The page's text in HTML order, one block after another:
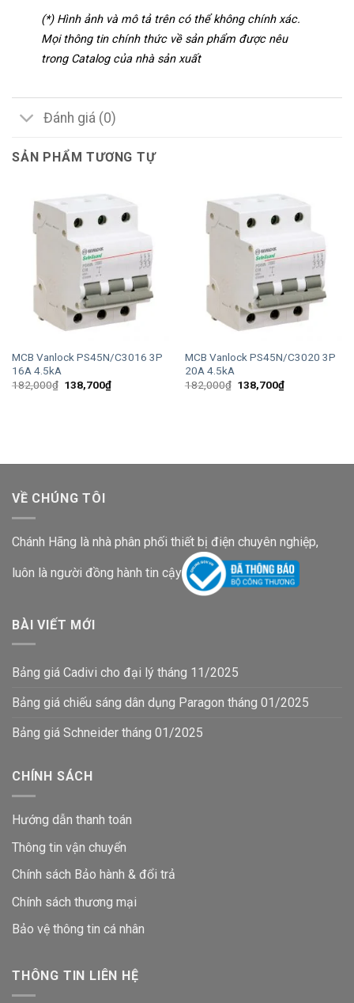
(*) Hình ảnh và mô tả trên có thể không chính xác.
Mọi thông tin chính thức về sản phẩm được nêu
trong Catalog của nhà sản xuất
Đánh giá (0)
SẢN PHẨM TƯƠNG TỰ
MCB Vanlock PS45N/C3016 3P
16A 4.5kA
182,000₫ Giá
138,700₫Giá
hiện
MCB Vanlock PS45N/C3020 3P
20A 4.5kA
182,000₫ Giá
138,700₫Giá
hiện
VỀ CHÚNG TÔI
Chánh Hãng là nhà phân phối thiết bị điện chuyên nghiệp,
luôn là người đồng hành tin cậy
BÀI VIẾT MỚI
Bảng giá Cadivi cho đại lý tháng 11/2025
Bảng giá chiếu sáng dân dụng Paragon tháng 01/2025
Bảng giá Schneider tháng 01/2025
CHÍNH SÁCH
Hướng dẫn thanh toán
Thông tin vận chuyển
Chính sách Bảo hành & đổi trả
Chính sách thương mại
Bảo vệ thông tin cá nhân
THÔNG TIN LIÊN HỆ